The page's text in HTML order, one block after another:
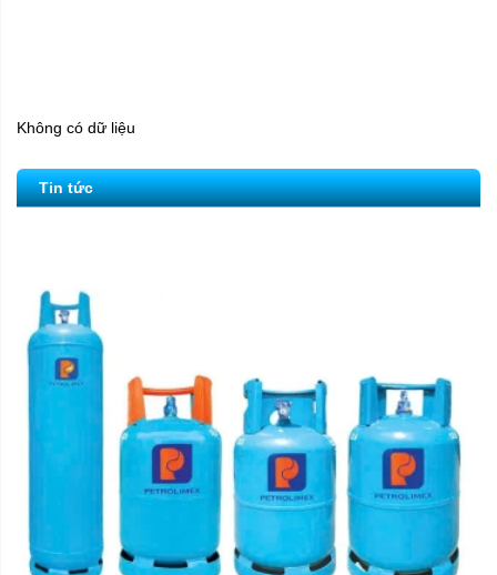
Không có dữ liệu
Tin tức